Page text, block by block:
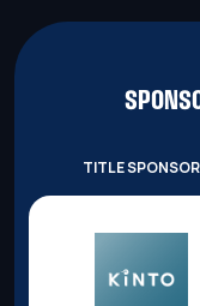
TITLE SPONSOR